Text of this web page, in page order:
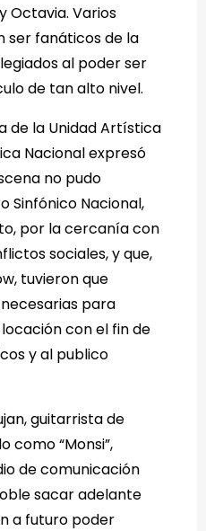
Octavia. Varios
ser fanáticos de la
al poder ser
de tan alto nivel.
de la Unidad Artística
Nacional expresó
no pudo
Sinfónico Nacional,
por la cercanía con
sociales, y que,
tuvieron que
para
con el fin de
y al publico
guitarrista de
como “Monsi”,
de comunicación
sacar adelante
a futuro poder